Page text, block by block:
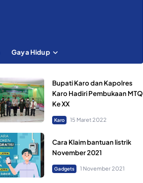
Gaya Hidup
Bupati Karo dan Kapolres
Karo Hadiri Pembukaan MTQ
Ke XX
Karo 15 Maret 2022
Cara Klaim bantuan listrik
November 2021
Gadgets 1 November 2021